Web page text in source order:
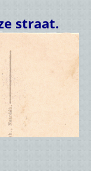
straat.